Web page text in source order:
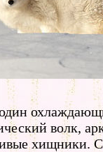
волк,
хищники.